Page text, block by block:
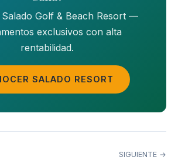
Golf & Beach Resort —
exclusivos con alta
rentabilidad.
SALADO RESORT
SIGUIENTE →